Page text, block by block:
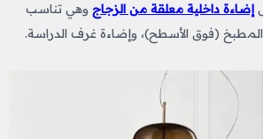
إضاءة داخلية معلقة من الزجاج وهي تناسب
المطبخ (فوق الأسطح)، وإضاءة غرف الدراسة.